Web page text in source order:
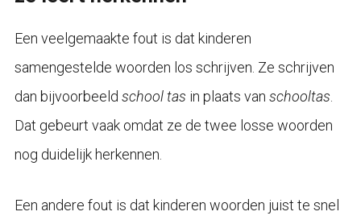
Een veelgemaakte fout is dat kinderen
samengestelde woorden los schrijven. Ze schrijven
dan bijvoorbeeld school tas in plaats van schooltas.
Dat gebeurt vaak omdat ze de twee losse woorden
nog duidelijk herkennen.
Een andere fout is dat kinderen woorden juist te snel